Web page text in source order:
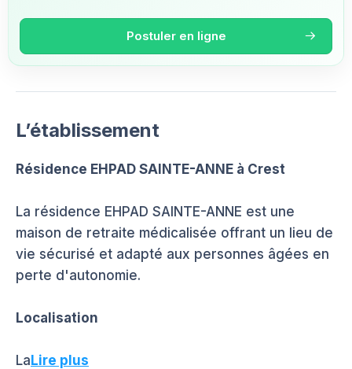
Postuler en ligne
L’établissement
Résidence EHPAD SAINTE-ANNE à Crest
La résidence EHPAD SAINTE-ANNE est une
maison de retraite médicalisée offrant un lieu de
vie sécurisé et adapté aux personnes âgées en
perte d'autonomie.
Localisation
LaLire plus